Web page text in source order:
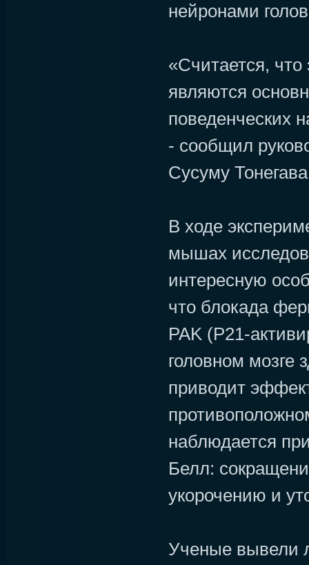
нейронами
«Считается,
являются
поведенческих
- сообщил
Сусуму
В ходе
мышах
интересную
что блокада
PAK (P21-
головном
приводит
наблюдается
Белл:
укорочению и
Ученые вывели